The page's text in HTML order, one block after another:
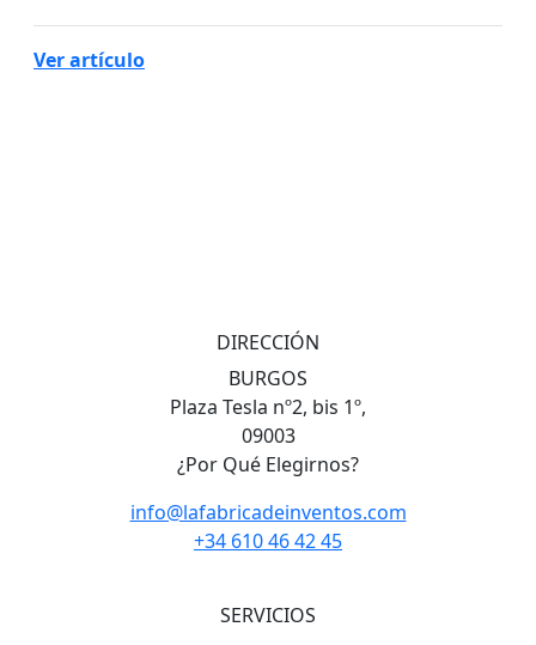
Ver artículo
DIRECCIÓN
BURGOS
Plaza Tesla nº2, bis 1º,
09003
¿Por Qué Elegirnos?
info@lafabricadeinventos.com
+34 610 46 42 45
SERVICIOS